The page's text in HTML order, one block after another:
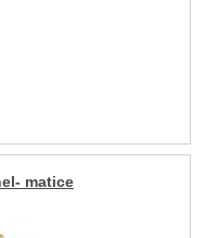
matice